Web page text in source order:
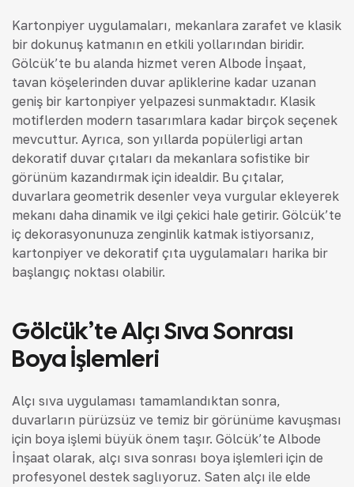
Kartonpiyer uygulamaları, mekanlara zarafet ve klasik
bir dokunuş katmanın en etkili yollarından biridir.
Gölcük’te bu alanda hizmet veren Albode İnşaat,
tavan köşelerinden duvar apliklerine kadar uzanan
geniş bir kartonpiyer yelpazesi sunmaktadır. Klasik
motiflerden modern tasarımlara kadar birçok seçenek
mevcuttur. Ayrıca, son yıllarda popülerliği artan
dekoratif duvar çıtaları da mekanlara sofistike bir
görünüm kazandırmak için idealdir. Bu çıtalar,
duvarlara geometrik desenler veya vurgular ekleyerek
mekanı daha dinamik ve ilgi çekici hale getirir. Gölcük’te
iç dekorasyonunuza zenginlik katmak istiyorsanız,
kartonpiyer ve dekoratif çıta uygulamaları harika bir
başlangıç noktası olabilir.
Gölcük’te Alçı Sıva Sonrası
Boya İşlemleri
Alçı sıva uygulaması tamamlandıktan sonra,
duvarların pürüzsüz ve temiz bir görünüme kavuşması
için boya işlemi büyük önem taşır. Gölcük’te Albode
İnşaat olarak, alçı sıva sonrası boya işlemleri için de
profesyonel destek sağlıyoruz. Saten alçı ile elde